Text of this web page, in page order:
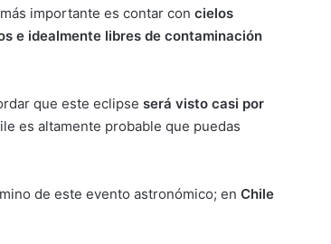
importante es contar concielos
e idealmente libres de contaminación
que este eclipseserá visto casi por
es altamente probable que puedas
de este evento astronómico; en Chile